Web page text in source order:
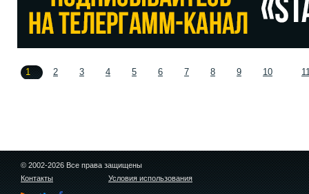
1 2 3 4 5 6 7 8 9 10
© 2002-2026 Все права защищены
Контакты
Условия использования